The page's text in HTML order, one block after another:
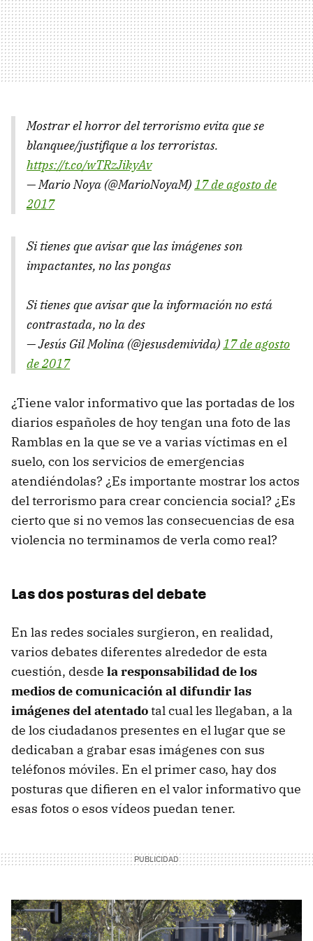
Mostrar el horror del terrorismo evita que se
blanquee/justifique a los terroristas.
https://t.co/wTRzJikyAv
— Mario Noya (@MarioNoyaM)17 de agosto de
2017
Si tienes que avisar que las imágenes son
impactantes, no las pongas
Si tienes que avisar que la información no está
contrastada, no la des
— Jesús Gil Molina (@jesusdemivida)17 de agosto
de 2017
¿Tiene valor informativo que las portadas de los
diarios españoles de hoy tengan una foto de las
Ramblas en la que se ve a varias víctimas en el
suelo, con los servicios de emergencias
atendiéndolas? ¿Es importante mostrar los actos
del terrorismo para crear conciencia social? ¿Es
cierto que si no vemos las consecuencias de esa
violencia no terminamos de verla como real?
Las dos posturas del debate
En las redes sociales surgieron, en realidad,
varios debates diferentes alrededor de esta
cuestión, desde la responsabilidad de los
medios de comunicación al difundir las
imágenes del atentadotal cual les llegaban, a la
de los ciudadanos presentes en el lugar que se
dedicaban a grabar esas imágenes con sus
teléfonos móviles. En el primer caso, hay dos
posturas que difieren en el valor informativo que
esas fotos o esos vídeos puedan tener.